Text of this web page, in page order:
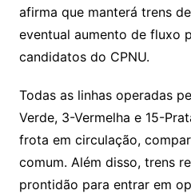
afirma que manterá trens
eventual aumento de fluxo
candidatos do CPNU.
Todas as linhas operadas
Verde, 3-Vermelha e 15-
frota em circulação,
comum. Além disso, trens
prontidão para entrar em